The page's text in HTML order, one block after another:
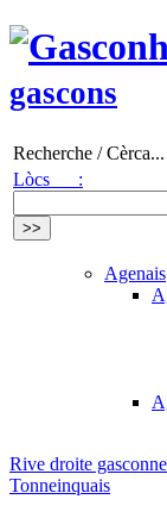
gascons
Recherche / Cèrca...
Lòcs :
Agenais
Rive droite gasconne
Tonneinquais